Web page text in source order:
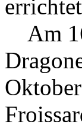
Am